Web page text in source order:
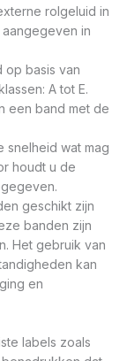
rolgeluid in
in
op basis van
A tot E.
een band met de
snelheid wat mag
houdt u de
geschikt zijn
banden zijn
Het gebruik van
kan
en
labels zoals